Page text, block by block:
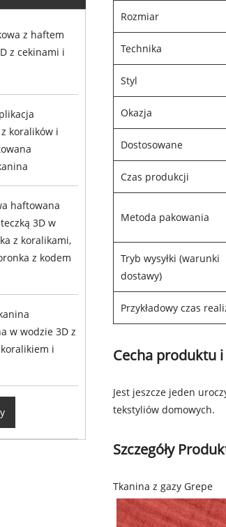
z haftem
z cekinami i
koralików i
haftowana
3D w
z koralikami,
z kodem
w wodzie 3D z
i
Rozmiar
Technika
Styl
Okazja
Dostosowane
Czas produkcji
Metoda pakowania
Tryb wysyłki (warunki
dostawy)
Przykładowy czas
Cecha produktu
Jest jeszcze jeden
tekstyliów domowych.
Szczegóły
Tkanina z gazy Grepe